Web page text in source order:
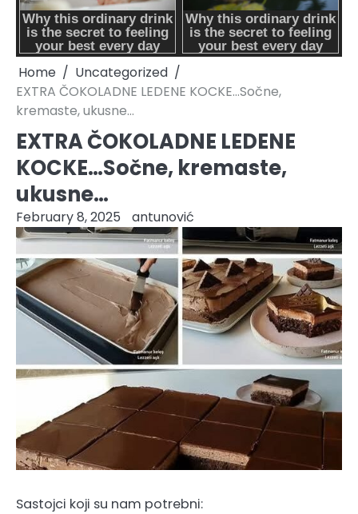
Home
Uncategorized
EXTRA ČOKOLADNE LEDENE KOCKE…Sočne,
kremaste, ukusne…
EXTRA ČOKOLADNE LEDENE
KOCKE…Sočne, kremaste,
ukusne…
February 8, 2025 antunović
Sastojci koji su nam potrebni: